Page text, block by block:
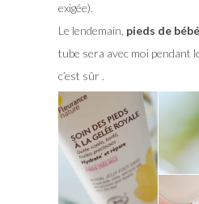
exigée).
Le lendemain, pieds de
tube sera avec moi pendant
c’est sûr .